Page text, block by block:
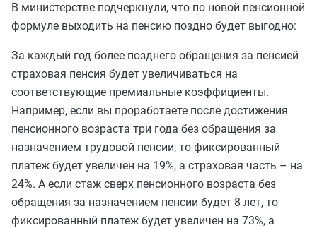
В министерстве подчеркнули, что по новой пенсионной
формуле выходить на пенсию поздно будет выгодно:
За каждый год более позднего обращения за пенсией
страховая пенсия будет увеличиваться на
соответствующие премиальные коэффициенты.
Например, если вы проработаете после достижения
пенсионного возраста три года без обращения за
назначением трудовой пенсии, то фиксированный
платеж будет увеличен на 19%, а страховая часть – на
24%. А если стаж сверх пенсионного возраста без
обращения за назначением пенсии будет 8 лет, то
фиксированный платеж будет увеличен на 73%, а